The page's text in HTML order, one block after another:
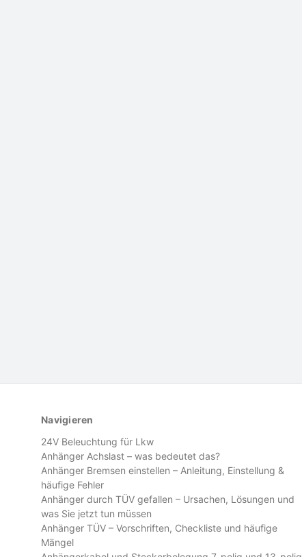
Navigieren
24V Beleuchtung für Lkw
Anhänger Achslast – was bedeutet das?
Anhänger Bremsen einstellen – Anleitung, Einstellung &
häufige Fehler
Anhänger durch TÜV gefallen – Ursachen, Lösungen und
was Sie jetzt tun müssen
Anhänger TÜV – Vorschriften, Checkliste und häufige
Mängel